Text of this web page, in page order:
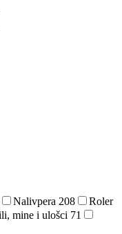
Nalivpera 208
Roler
mine i ulošci 71